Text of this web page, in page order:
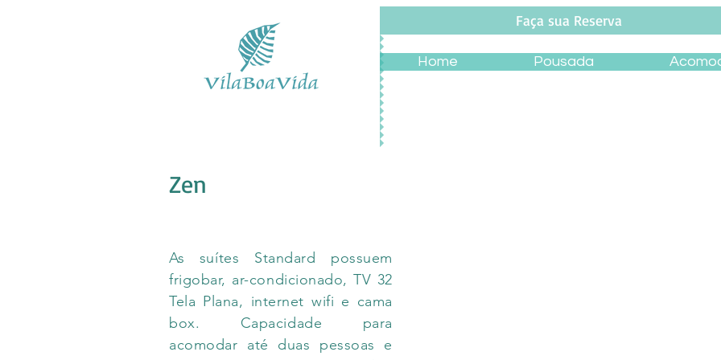
Faça sua Reserva
Home Pousada
Zen
As suítes Standard possuem
frigobar, ar-condicionado, TV 32
Tela Plana, internet w​ifi e cama
box. Capacidade para
acomodar até duas pessoas e